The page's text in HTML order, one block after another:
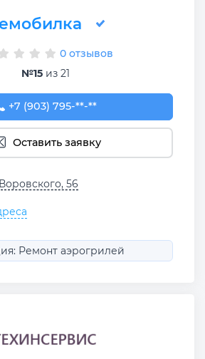
0 отзывов
№15 из 21
+7 (903) 795-89-81
+7 (903) 795-**-**
Оставить заявку
56
Ремонт аэрогрилей